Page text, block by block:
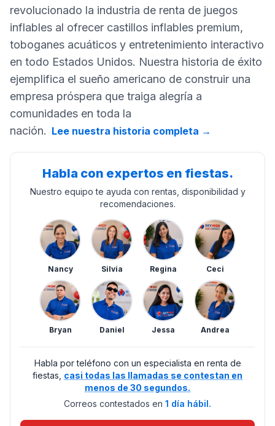
revolucionado la industria de renta de juegos
inflables al ofrecer castillos inflables premium,
toboganes acuáticos y entretenimiento interactivo
en todo Estados Unidos. Nuestra historia de éxito
ejemplifica el sueño americano de construir una
empresa próspera que traiga alegría a
comunidades en toda la
nación. Lee nuestra historia completa →
Habla con expertos en fiestas.
Nuestro equipo te ayuda con rentas, disponibilidad y
recomendaciones.
Nancy Silvia Regina Ceci
Bryan Daniel Jessa Andrea
Habla por teléfono con un especialista en renta de
fiestas, casi todas las llamadas se contestan en
menos de 30 segundos.
Correos contestados en 1 día hábil.